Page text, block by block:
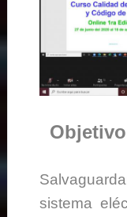
sistema